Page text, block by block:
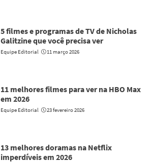
5 filmes e programas de TV de Nicholas
Galitzine que você precisa ver
Equipe Editorial 11 março 2026
11 melhores filmes para ver na HBO Max
em 2026
Equipe Editorial 23 fevereiro 2026
13 melhores doramas na Netflix
imperdíveis em 2026